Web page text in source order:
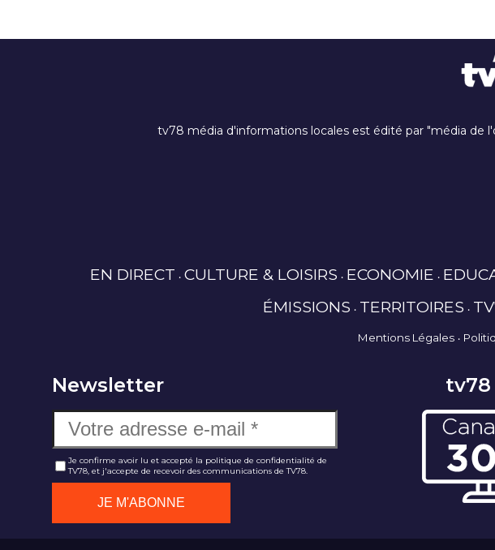
tv78 média d'informations locales est édité par "média de
EN DIRECT CULTURE & LOISIRS ECONOMIE
ÉMISSIONS TERRITOIRES
Mentions Légales
Newsletter
Je confirme avoir lu et accepté la politique de confidentialité de
TV78, et j'accepte de recevoir des communications de TV78.
tv78